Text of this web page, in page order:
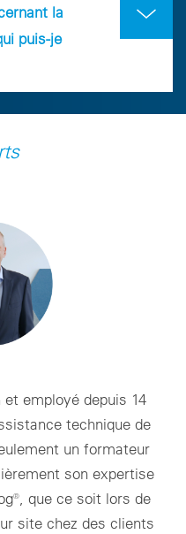
la
puis-je
employé depuis 14
technique de
un formateur
son expertise
que ce soit lors de
site chez des clients